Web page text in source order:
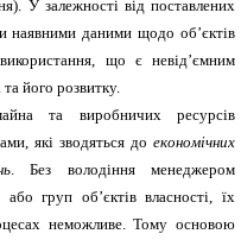
У залежності від поставлених
наявними даними щодо об’єктів
що є невід’ємним
його розвитку.
та виробничих ресурсів
які зводяться до економічних
. Без володіння менеджером
груп об’єктів власності, їх
неможливе. Тому основою